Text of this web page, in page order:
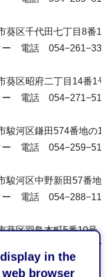
in the
browser
区千代田七丁目8番
ー 電話
区昭府二丁目14番1号
ー 電話
河区鎌田574番地の1
ー 電話
河区中野新田57番地
ー 電話
区羽鳥本町5番10号
ー 電話